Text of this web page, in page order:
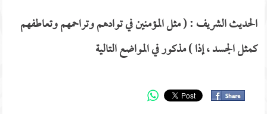
الحديث الشريف : ( مثل المؤمنين في توادهم وتراحمهم وتعاطفهم
كمثل الجسد ، إذا ) مذكور في المواضع التالية